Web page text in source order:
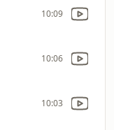
10:09
10:06
10:03